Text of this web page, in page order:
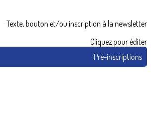
Texte, bouton et/ou inscription à la newsletter
Cliquez pour éditer
Pré-inscriptions